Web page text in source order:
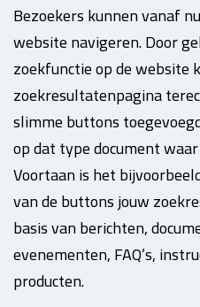
Bezoekers kunnen vanaf
website navigeren. Door
zoekfunctie op de website
zoekresultatenpagina
slimme buttons
op dat type document
Voortaan is het
van de buttons jouw
basis van berichten,
evenementen, FAQ’s,
producten.